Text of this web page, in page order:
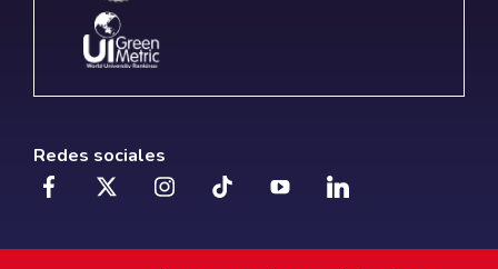
Redes sociales